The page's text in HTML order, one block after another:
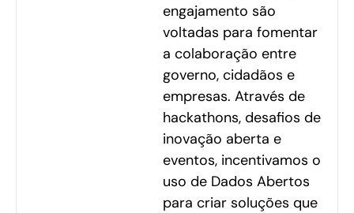
engajamento são
voltadas para fomentar
a colaboração entre
governo, cidadãos e
empresas. Através de
hackathons, desafios de
inovação aberta e
eventos, incentivamos o
uso de Dados Abertos
para criar soluções que